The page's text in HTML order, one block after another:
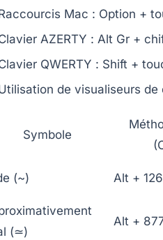
Mac : Option +
AZERTY : Alt Gr +
QWERTY : Shift +
de visualiseurs de
Symbole
(~) Alt + 126
(≃)
Alt +